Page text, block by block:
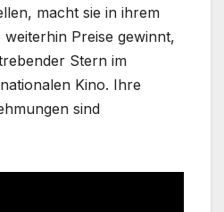
macht sie in ihrem
Preise gewinnt,
Stern im
Kino. Ihre
sind